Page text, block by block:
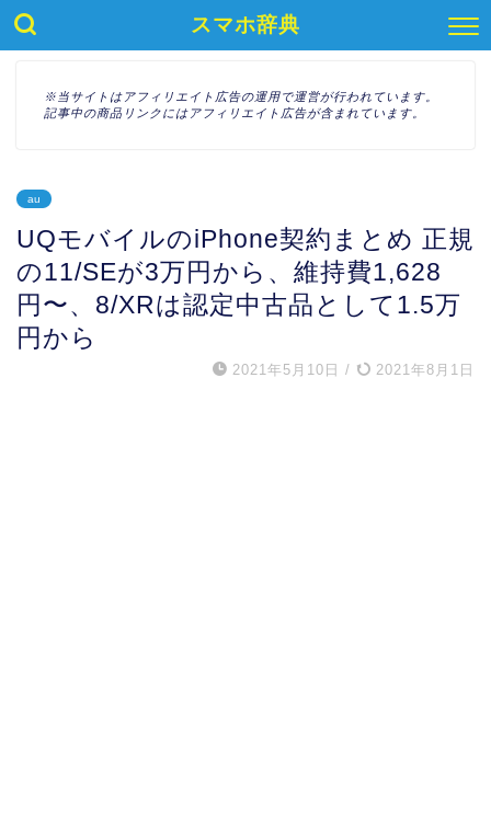
スマホ辞典
※当サイトはアフィリエイト広告の運用で運営が行われています。
記事中の商品リンクにはアフィリエイト広告が含まれています。
au
UQモバイルのiPhone契約まとめ 正規
の11/SEが3万円から、維持費1,628
円〜、8/XRは認定中古品として1.5万
円から
2021年5月10日 / 2021年8月1日